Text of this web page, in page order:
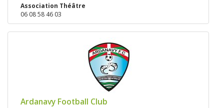
Association Théâtre
06 08 58 46 03
Ardanavy Football Club